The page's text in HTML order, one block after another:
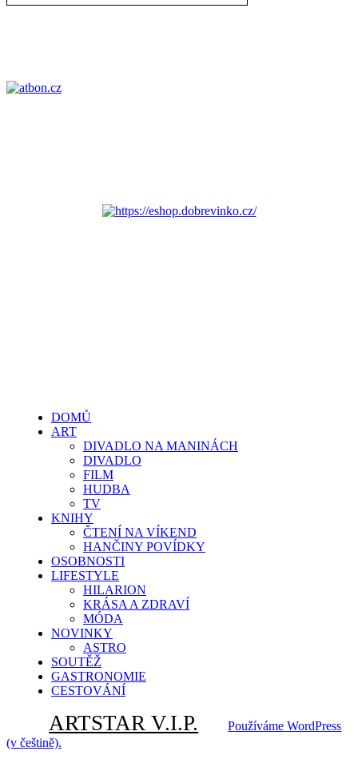
DOMŮ
ART
DIVADLO NA MANINÁCH
DIVADLO
FILM
HUDBA
TV
KNIHY
ČTENÍ NA VÍKEND
HANČINY POVÍDKY
OSOBNOSTI
LIFESTYLE
HILARION
KRÁSA A ZDRAVÍ
MÓDA
NOVINKY
ASTRO
SOUTĚŽ
GASTRONOMIE
CESTOVÁNÍ
ARTSTAR V.I.P.
Používáme WordPress
(v češtině).